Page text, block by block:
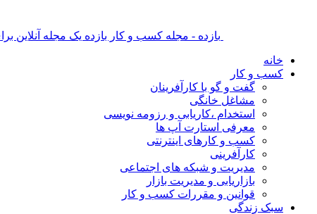
بازده - مجله کسب و کار بازده یک مجله آنلاین
خانه
کسب و کار
گفت و گو با کارآفرینان
مشاغل خانگی
استخدام ،کاریابی و رزومه نویسی
معرفی استارت آپ ها
کسب و کارهای اینترنتی
کارآفرینی
مدیریت و شبکه های اجتماعی
بازاریابی و مدیریت بازار
قوانین و مقررات کسب و کار
سبک زندگی